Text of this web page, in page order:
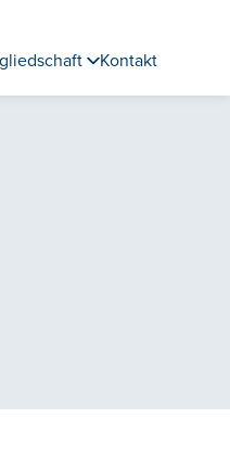
Kontakt